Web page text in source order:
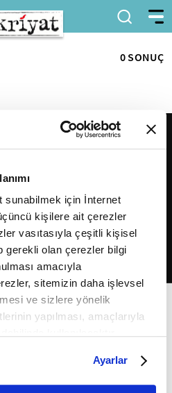
sunabilmek için İnternet
kişilere ait çerezler
vasıtasıyla çeşitli kişisel
gerekli olan çerezler bilgi
amacıyla
sitemizin daha işlevsel
ve sizlere yönelik
yapılması, amaçlarıyla
ilişkin detaylı bilgi için
Çerez Bilgilendirme
Ayarlar
0 SONUÇ